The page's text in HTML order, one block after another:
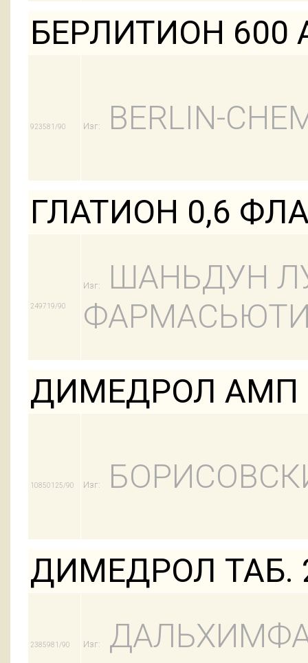
БЕРЛИТИОН 600
923581/90 Изг: BERLIN-
ГЛАТИОН 0,6
249719/90
Изг:
ШАНЬДУН
ДИМЕДРОЛ АМП
10850125/90 Изг:
ДИМЕДРОЛ ТАБ.
2385981/90 Изг: